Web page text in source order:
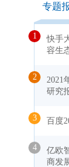
专题
1
快手
容生
2
2021
研究
3 百度
4
亿欧
商发